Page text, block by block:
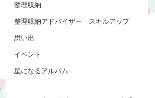
整理収納
整理収納アドバイザー スキルアップ
思い出
イベント
星になるアルバム